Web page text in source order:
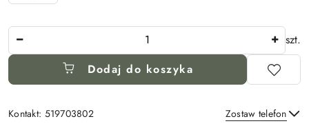
szt.
Dodaj do koszyka
Kontakt: 519703802 Zostaw telefon